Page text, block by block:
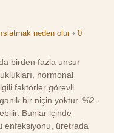
ıslatmak neden olur •0
birden fazla unsur
hormonal
faktörler görevli
bir niçin yoktur. %2-
Bunlar içinde
enfeksiyonu, üretrada